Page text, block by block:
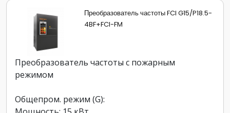
Преобразователь частоты FCI G15/P18.5-
4BF+FCI-FM
Преобразователь частоты с пожарным
режимом
Общепром. режим (G):